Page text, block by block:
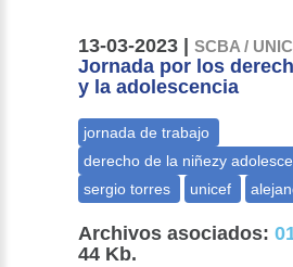
13-03-2023 |SCBA /
Jornada por los
y la adolescencia
Archivos asociados:
44 Kb.